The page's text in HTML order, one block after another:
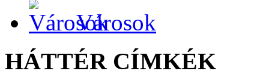
Városok
HÁTTÉR CÍMKÉK